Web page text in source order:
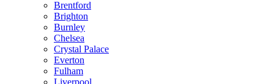
Brentford
Brighton
Burnley
Chelsea
Crystal Palace
Everton
Fulham
Liverpool